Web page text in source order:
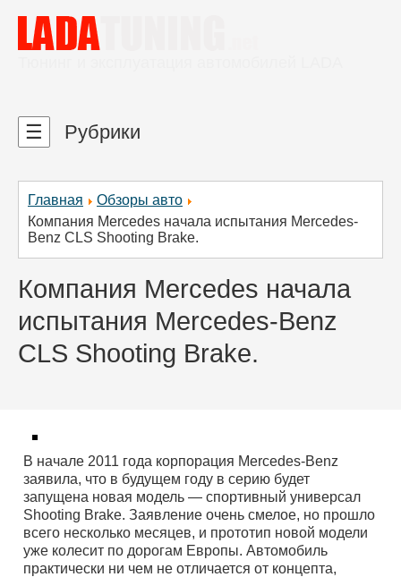
Главная
Обзоры авто
Компания Mercedes начала испытания Mercedes-
Benz CLS Shooting Brake.
Компания Mercedes начала
испытания Mercedes-Benz
CLS Shooting Brake.
В начале 2011 года корпорация Mercedes-Benz
заявила, что в будущем году в серию будет
запущена новая модель — спортивный универсал
Shooting Brake. Заявление очень смелое, но прошло
всего несколько месяцев, и прототип новой модели
уже колесит по дорогам Европы. Автомобиль
практически ни чем не отличается от концепта,
☰ Рубрики